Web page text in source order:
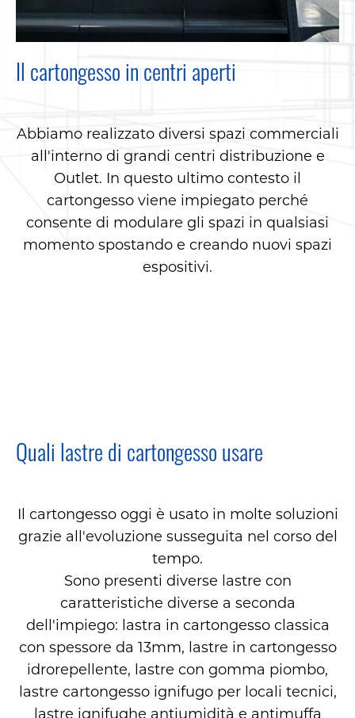
Il cartongesso in centri aperti
Abbiamo realizzato diversi spazi commerciali
all'interno di grandi centri distribuzione e
Outlet. In questo ultimo contesto il
cartongesso viene impiegato perché
consente di modulare gli spazi in qualsiasi
momento spostando e creando nuovi spazi
espositivi.
Quali lastre di cartongesso usare
Il cartongesso oggi è usato in molte soluzioni
grazie all'evoluzione susseguita nel corso del
tempo.
Sono presenti diverse lastre con
caratteristiche diverse a seconda
dell'impiego: lastra in cartongesso classica
con spessore da 13mm, lastre in cartongesso
idrorepellente, lastre con gomma piombo,
lastre cartongesso ignifugo per locali tecnici,